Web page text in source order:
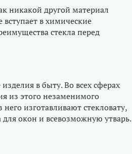
никакой другой материал
в химические
стекла перед
в быту. Во всех сферах
из этого незаменимого
изготавливают стекловату,
для окон и всевозможную утварь.